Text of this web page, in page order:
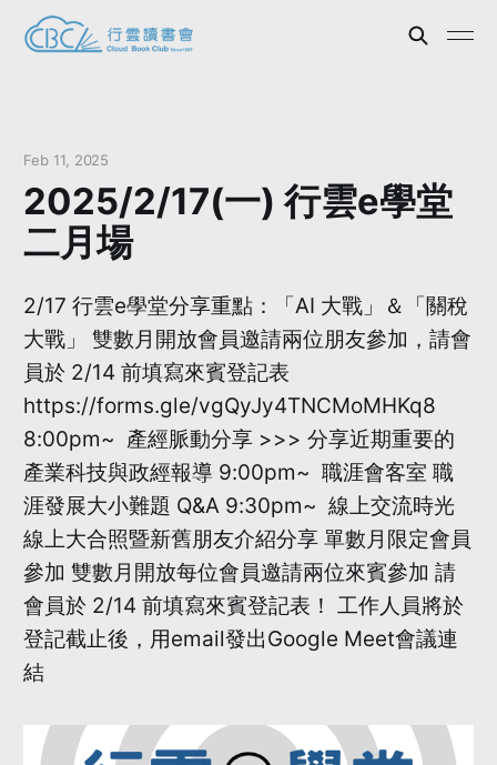
Feb 11, 2025
2025/2/17(一) 行雲e學堂
二月場
2/17 行雲e學堂分享重點：「AI 大戰」＆「關稅
大戰」 雙數月開放會員邀請兩位朋友參加，請會
員於 2/14 前填寫來賓登記表
https://forms.gle/vgQyJy4TNCMoMHKq8
8:00pm~ 產經脈動分享 >>> 分享近期重要的
產業科技與政經報導 9:00pm~ 職涯會客室 職
涯發展大小難題 Q&A 9:30pm~ 線上交流時光
線上大合照暨新舊朋友介紹分享 單數月限定會員
參加 雙數月開放每位會員邀請兩位來賓參加 請
會員於 2/14 前填寫來賓登記表！ 工作人員將於
登記截止後，用email發出Google Meet會議連
結